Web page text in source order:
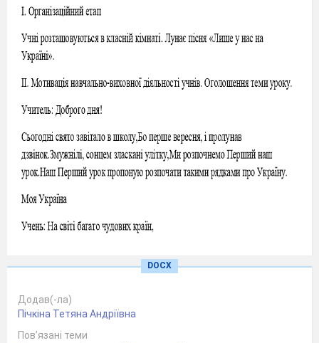
DOCX
Додав(-ла)
Пічкіна Тетяна Андріївна
Пов’язані теми